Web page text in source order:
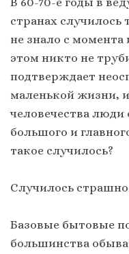
странах случилось
не знало с момента
этом никто не
подтверждает
маленькой жизни,
человечества
большого и
такое случилось?
Случилось
Базовые бытовые
большинства